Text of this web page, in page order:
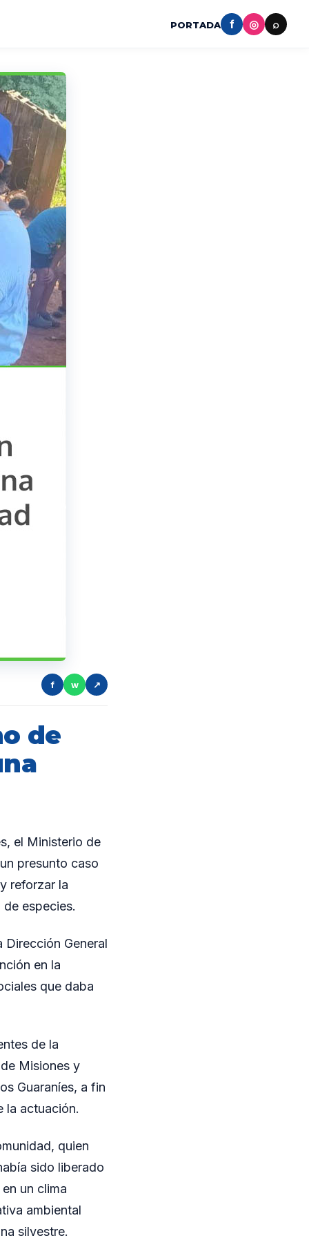
PORTADA f ◎ ⌕
f w ↗
de
el Ministerio de
presunto caso
reforzar la
especies.
Dirección General
en la
que daba
de la
Misiones y
Guaraníes, a fin
la actuación.
quien
sido liberado
un clima
ambiental
silvestre.